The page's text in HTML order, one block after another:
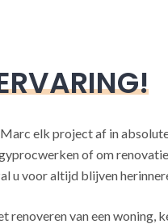
Marc elk project af in
of om
u voor altijd blijven
van een woning,